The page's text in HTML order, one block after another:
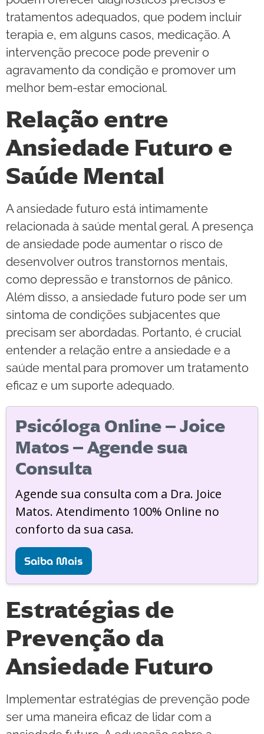
tratamentos adequados, que podem incluir
terapia e, em alguns casos, medicação. A
intervenção precoce pode prevenir o
agravamento da condição e promover um
melhor bem-estar emocional.
Relação entre
Ansiedade Futuro e
Saúde Mental
A ansiedade futuro está intimamente
relacionada à saúde mental geral. A presença
de ansiedade pode aumentar o risco de
desenvolver outros transtornos mentais,
como depressão e transtornos de pânico.
Além disso, a ansiedade futuro pode ser um
sintoma de condições subjacentes que
precisam ser abordadas. Portanto, é crucial
entender a relação entre a ansiedade e a
saúde mental para promover um tratamento
eficaz e um suporte adequado.
Psicóloga Online – Joice
Matos – Agende sua
Consulta
Agende sua consulta com a Dra. Joice
Matos. Atendimento 100% Online no
conforto da sua casa.
Saiba Mais
Estratégias de
Prevenção da
Ansiedade Futuro
Implementar estratégias de prevenção pode
ser uma maneira eficaz de lidar com a